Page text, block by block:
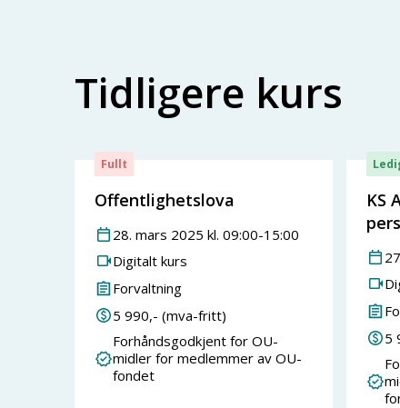
Tidligere kurs
Fullt
Offentlighetslova
28. mars 2025 kl. 09:00-15:00
Digitalt kurs
Forvaltning
5 990,- (mva-fritt)
Forhåndsgodkjent for OU-
midler for medlemmer av OU-
fondet
KS
27
5